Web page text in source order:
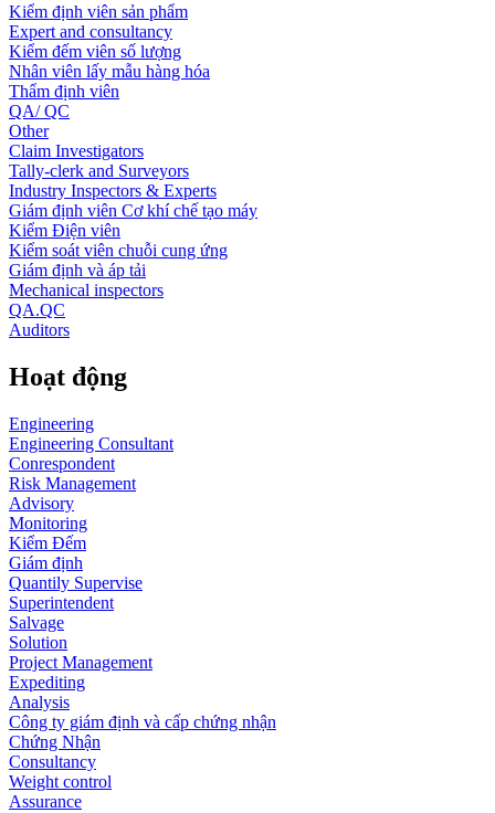
Kiểm định viên sản phẩm
Expert and consultancy
Kiểm đếm viên số lượng
Nhân viên lấy mẫu hàng hóa
Thẩm định viên
QA/ QC
Other
Claim Investigators
Tally-clerk and Surveyors
Industry Inspectors & Experts
Giám định viên Cơ khí chế tạo máy
Kiểm Điện viên
Kiểm soát viên chuỗi cung ứng
Giám định và áp tải
Mechanical inspectors
QA.QC
Auditors
Hoạt động
Engineering
Engineering Consultant
Conrespondent
Risk Management
Advisory
Monitoring
Kiểm Đếm
Giám định
Quantily Supervise
Superintendent
Salvage
Solution
Project Management
Expediting
Analysis
Công ty giám định và cấp chứng nhận
Chứng Nhận
Consultancy
Weight control
Assurance